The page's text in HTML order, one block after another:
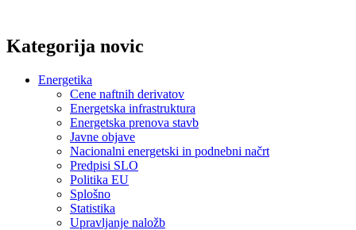
Kategorija novic
Energetika
Cene naftnih derivatov
Energetska infrastruktura
Energetska prenova stavb
Javne objave
Nacionalni energetski in podnebni načrt
Predpisi SLO
Politika EU
Splošno
Statistika
Upravljanje naložb